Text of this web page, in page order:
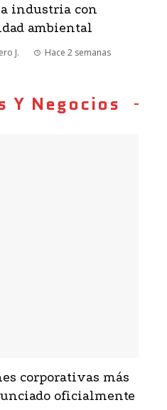
industria con
ambiental
J. Hace 2 semanas
Y Negocios
corporativas más
oficialmente